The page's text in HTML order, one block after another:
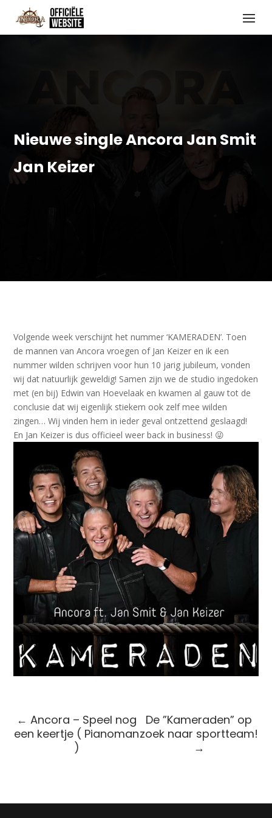
Nieuwe single Ancora Jan Smit
Jan Keizer
Volgende week verschijnt het nummer ‘KAMERADEN’. Toen
de mannen van Ancora vroegen of Jan Keizer en ik een
nummer wilden schrijven voor hun 10 jarig jubileum, vonden
wij dat natuurlijk geweldig! Samen zijn we de studio ingedoken
met (en bij) Edwin van Hoevelaak en kwamen al gauw tot de
conclusie dat wij eigenlijk stiekem ook zelf mee wilden
zingen… Wij vinden hem in ieder geval ontzettend geslaagd!
En Jan Keizer is dus officieel weer back in business! 😜
←Ancora – Speel nog
een keertje ( Pianoman
)
De ”Kameraden” op
zoek naar sportteam!
→